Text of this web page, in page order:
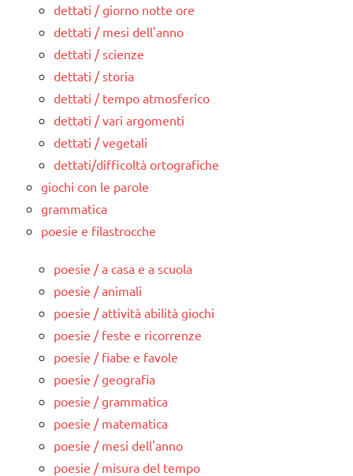
dettati / giorno notte ore
dettati / mesi dell'anno
dettati / scienze
dettati / storia
dettati / tempo atmosferico
dettati / vari argomenti
dettati / vegetali
dettati/difficoltà ortografiche
giochi con le parole
grammatica
poesie e filastrocche
poesie / a casa e a scuola
poesie / animali
poesie / attività abilità giochi
poesie / feste e ricorrenze
poesie / fiabe e favole
poesie / geografia
poesie / grammatica
poesie / matematica
poesie / mesi dell'anno
poesie / misura del tempo